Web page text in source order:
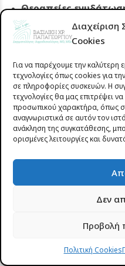
Διαχείριση
Cookies
Για να παρέχουμε την καλύτερη
τεχνολογίες όπως cookies για
σε πληροφορίες συσκευών. Η
τεχνολογίες θα μας επιτρέψει
προσωπικού χαρακτήρα, όπως
αναγνωριστικά σε αυτόν τον
ανάκληση της συγκατάθεσης,
ορισμένες λειτουργίες και
Δεν
Προβολή
Πολιτική Cookies
Θεραπείες
θεραπείες,
προσφέρουν βαθιά
φωτεινότητα.
Αντιμετώπιση
Εξειδικευμέναpeeling
λεύκανσης βοηθούν
τόνου και στη